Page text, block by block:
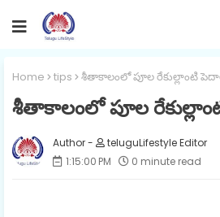
Home tips శీతాకాలంలో పూల రేకుల్లాంటి
శీతాకాలంలో పూల
teluguLifestyle Editor
1:15:00 PM
0 minute read